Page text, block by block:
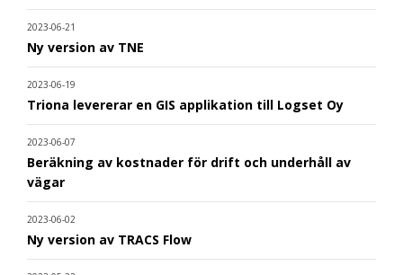
2023-06-21
Ny version av TNE
2023-06-19
Triona levererar en GIS applikation till Logset Oy
2023-06-07
Beräkning av kostnader för drift och underhåll av
vägar
2023-06-02
Ny version av TRACS Flow